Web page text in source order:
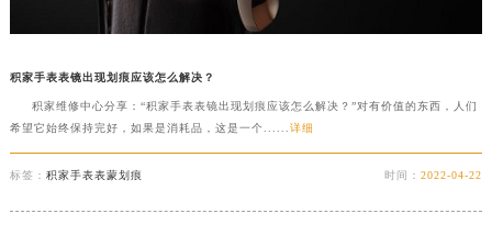
积家手表表镜出现划痕应该怎么解决？
积家维修中心分享：“积家手表表镜出现划痕应该怎么解决？”对有价值的东西，人们
希望它始终保持完好，如果是消耗品，这是一个...... 详细
标签： 积家手表表蒙划痕 时间：2022-04-22